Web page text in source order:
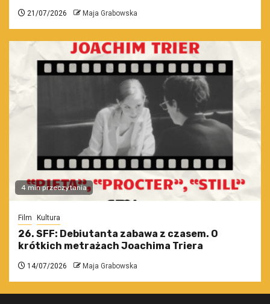
21/07/2026 Maja Grabowska
4 min przeczytania
Film Kultura
26. SFF: Debiutanta zabawa z czasem. O
krótkich metrażach Joachima Triera
14/07/2026 Maja Grabowska